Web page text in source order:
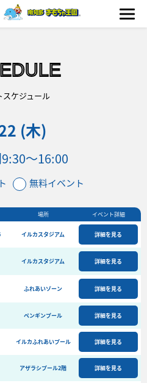
イベント
フード&ショップ
よくある質問
ビーチランド支援プログラム
スケジュール
(木)
9:30～16:00
無料イベント
場所 イベント詳細
イルカスタジアム 詳細を見る
イルカスタジアム 詳細を見る
ふれあいゾーン 詳細を見る
ペンギンプール 詳細を見る
イルカふれあいプール 詳細を見る
アザラシプール2階 詳細を見る